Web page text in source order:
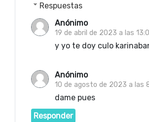
Respuestas
Anónimo
19 de abril de 2023 a las
y yo te doy culo
Anónimo
10 de agosto de 2023 a las
dame pues
Responder